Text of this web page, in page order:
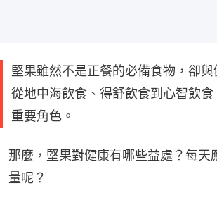
堅果雖然不是正餐的必備食物，卻與
從地中海飲食、得舒飲食到心智飲
重要角色。
那麼，堅果對健康有哪些益處？每天
量呢？